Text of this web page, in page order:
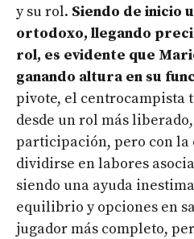
y su rol. Siendo de inicio
ortodoxo, llegando
rol, es evidente que
ganando altura en su
pivote, el centrocampista
desde un rol más
participación, pero con la
dividirse en labores
siendo una ayuda
equilibrio y opciones en
jugador más completo,